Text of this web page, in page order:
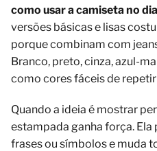
como usar a camiseta no
versões básicas e lisas
porque combinam com
Branco, preto, cinza, azul-
como cores fáceis de
Quando a ideia é mostrar
estampada ganha força. Ela
frases ou símbolos e muda